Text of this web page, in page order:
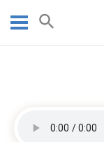
הענווה | סולם יהודה